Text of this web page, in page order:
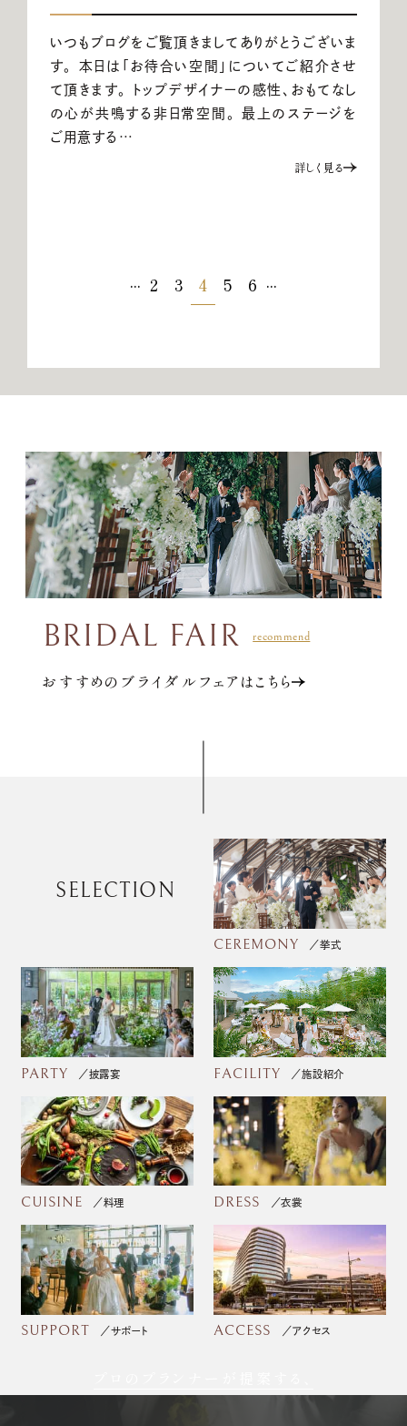
いつもブログをご覧頂きましてありがとうございま
す。 本日は「お待合い空間」についてご紹介させ
て頂きます。 トップデザイナーの感性、おもてなし
の心が共鳴する非日常空間。 最上のステージを
ご用意する…
詳しく見る
... 2 3 4 5 6 ...
BRIDAL FAIR
おすすめのブライダルフェアはこちら
SELECTION
CEREMONY 挙式
PARTY 披露宴 FACILITY 施設紹介
CUISINE 料理 DRESS 衣裳
SUPPORT サポート ACCESS アクセス